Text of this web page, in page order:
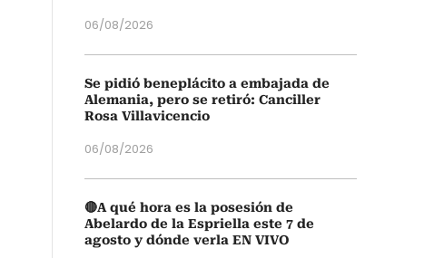
06/08/2026
Se pidió beneplácito a embajada de
Alemania, pero se retiró: Canciller
Rosa Villavicencio
06/08/2026
🔴A qué hora es la posesión de
Abelardo de la Espriella este 7 de
agosto y dónde verla EN VIVO